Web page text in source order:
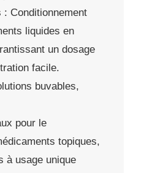
: Conditionnement
liquides en
un dosage
facile.
buvables,
pour le
topiques,
à usage unique